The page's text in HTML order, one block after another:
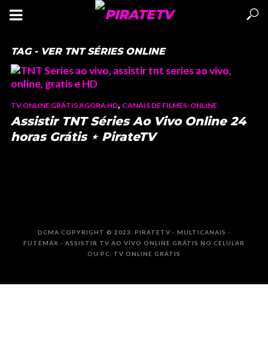
TAG - VER TNT SÉRIES ONLINE
TV ONLINE GRÁTIS AGORA HD, CANAIS DE FILMES-ONLINE
Assistir TNT Séries Ao Vivo Online 24
horas Grátis ⋆ PirateTV
DCMA COPYRIGHT © 2023. PIRATETV - MULTICANAIS -
FUTEMAX - ASSISTIR TV AO VIVO ONLINE GRÁTIS NO CELULAR
OU PC. TV ONLINE GRÁTIS